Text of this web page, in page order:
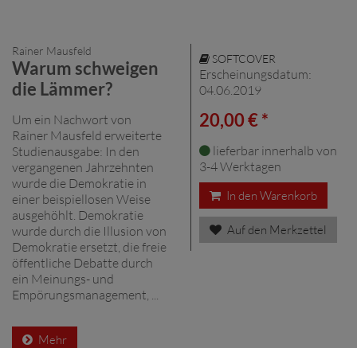
Rainer Mausfeld
Warum schweigen
die Lämmer?
Um ein Nachwort von
Rainer Mausfeld erweiterte
Studienausgabe: In den
vergangenen Jahrzehnten
wurde die Demokratie in
einer beispiellosen Weise
ausgehöhlt. Demokratie
wurde durch die Illusion von
Demokratie ersetzt, die freie
öffentliche Debatte durch
ein Meinungs- und
Empörungsmanagement, ...
Mehr
SOFTCOVER
Erscheinungsdatum:
04.06.2019
20,00 € *
lieferbar innerhalb von
3-4 Werktagen
In den Warenkorb
Auf den Merkzettel